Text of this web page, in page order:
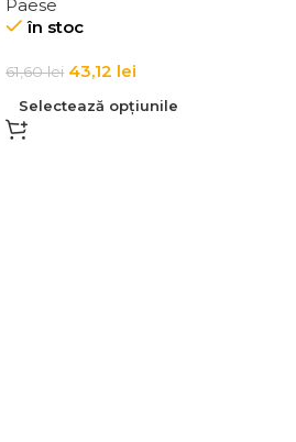
Paese
în stoc
61,60lei 43,12 lei
Selectează opțiunile